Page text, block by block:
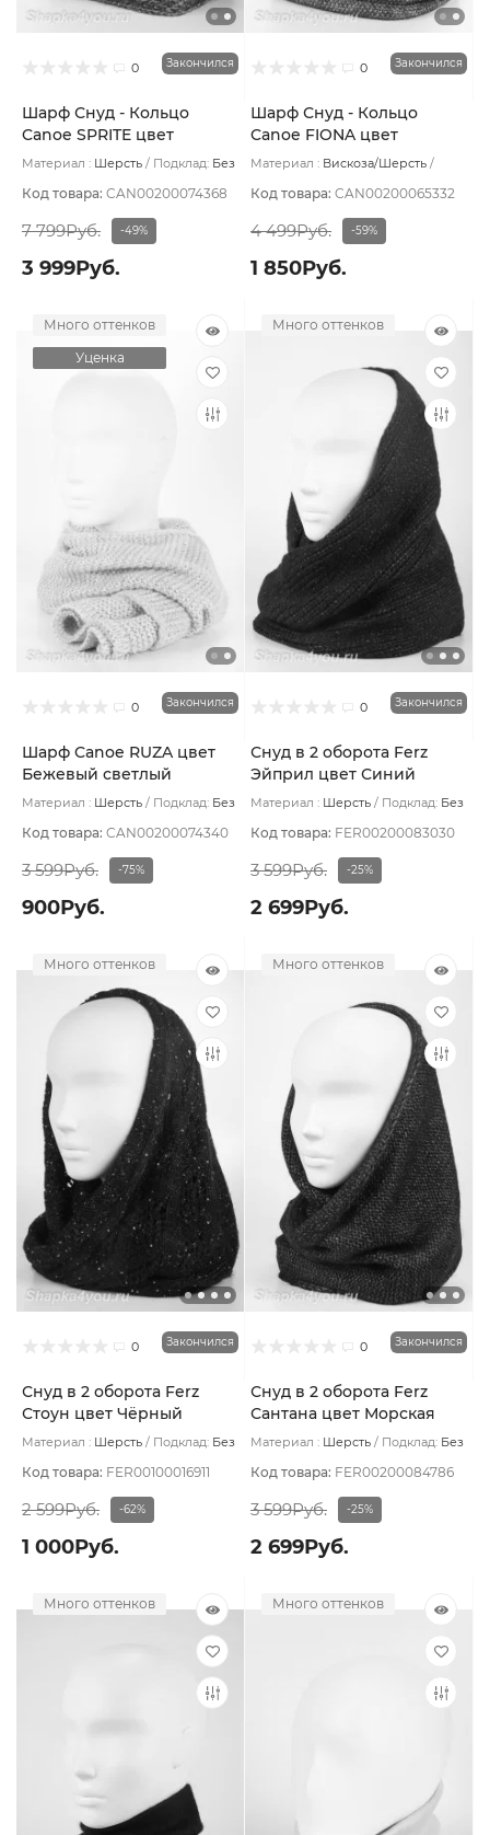
0 Закончился
Шарф Снуд - Кольцо
Canoe SPRITE цвет
Шоколадный
Материал : Шерсть Подклад: Без
Код товара: CAN00200074368
7 799Руб. -49%
3 999Руб.
0 Закончился
Шарф Снуд - Кольцо
Canoe FIONA цвет
Шоколадный
Материал : Вискоза/Шерсть
Код товара: CAN00200065332
4 499Руб. -59%
1 850Руб.
Много оттенков
Уценка
0 Закончился
Шарф Canoe RUZA цвет
Бежевый светлый
Материал : Шерсть Подклад: Без
Код товара: CAN00200074340
3 599Руб. -75%
900Руб.
Много оттенков
0 Закончился
Снуд в 2 оборота Ferz
Эйприл цвет Синий
тёмный
Материал : Шерсть Подклад: Без
Код товара: FER00200083030
3 599Руб. -25%
2 699Руб.
Много оттенков
0 Закончился
Снуд в 2 оборота Ferz
Стоун цвет Чёрный
Материал : Шерсть Подклад: Без
Код товара: FER00100016911
2 599Руб. -62%
1 000Руб.
Много оттенков
0 Закончился
Снуд в 2 оборота Ferz
Сантана цвет Морская
волна
Материал : Шерсть Подклад: Без
Код товара: FER00200084786
3 599Руб. -25%
2 699Руб.
Много оттенков Много оттенков